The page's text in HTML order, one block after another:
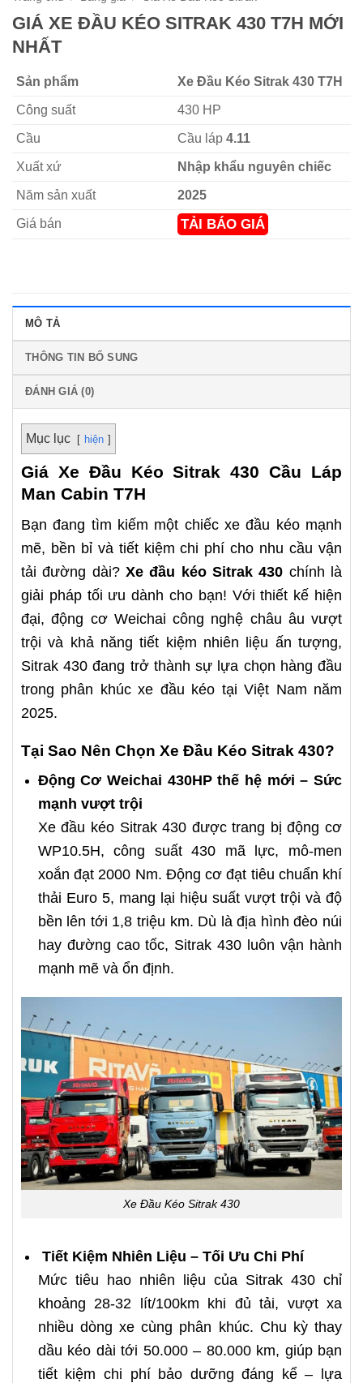
GIÁ XE ĐẦU KÉO SITRAK 430 T7H MỚI
NHẤT
Sản phẩm Xe Đầu Kéo Sitrak 430 T7H
Công suất 430 HP
Cầu Cầu láp4.11
Xuất xứ Nhập khẩu nguyên chiếc
Năm sản xuất 2025
Giá bán TẢI BÁO GIÁ
MÔ TẢ
THÔNG TIN BỔ SUNG
ĐÁNH GIÁ (0)
Mục lục hiện
Giá Xe Đầu Kéo Sitrak 430 Cầu Láp
Man Cabin T7H
Bạn đang tìm kiếm một chiếc xe đầu kéo mạnh
mẽ, bền bỉ và tiết kiệm chi phí cho nhu cầu vận
tải đường dài? Xe đầu kéo Sitrak 430 chính là
giải pháp tối ưu dành cho bạn! Với thiết kế hiện
đại, động cơ Weichai công nghệ châu âu vượt
trội và khả năng tiết kiệm nhiên liệu ấn tượng,
Sitrak 430 đang trở thành sự lựa chọn hàng đầu
trong phân khúc xe đầu kéo tại Việt Nam năm
2025.
Tại Sao Nên Chọn Xe Đầu Kéo Sitrak 430?
Động Cơ Weichai 430HP thế hệ mới – Sức
mạnh vượt trội
Xe đầu kéo Sitrak 430 được trang bị động cơ
WP10.5H, công suất 430 mã lực, mô-men
xoắn đạt 2000 Nm. Động cơ đạt tiêu chuẩn khí
thải Euro 5, mang lại hiệu suất vượt trội và độ
bền lên tới 1,8 triệu km. Dù là địa hình đèo núi
hay đường cao tốc, Sitrak 430 luôn vận hành
mạnh mẽ và ổn định.
Xe Đầu Kéo Sitrak 430
Tiết Kiệm Nhiên Liệu – Tối Ưu Chi Phí
Mức tiêu hao nhiên liệu của Sitrak 430 chỉ
khoảng 28-32 lít/100km khi đủ tải, vượt xa
nhiều dòng xe cùng phân khúc. Chu kỳ thay
dầu kéo dài tới 50.000 – 80.000 km, giúp bạn
tiết kiệm chi phí bảo dưỡng đáng kể – lựa